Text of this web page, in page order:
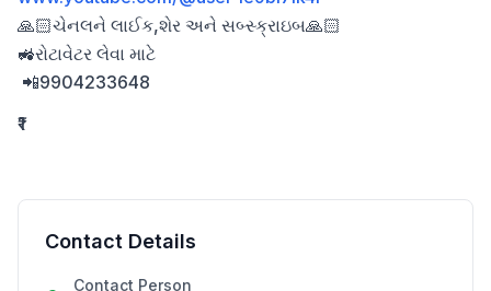
🙏🏻ચેનલને લાઈક,શેર અને સબ્સ્ક્રાઇબ🙏🏻
🚜રોટાવેટર લેવા માટે
📲9904233648
₹1
Contact Details
Contact Person